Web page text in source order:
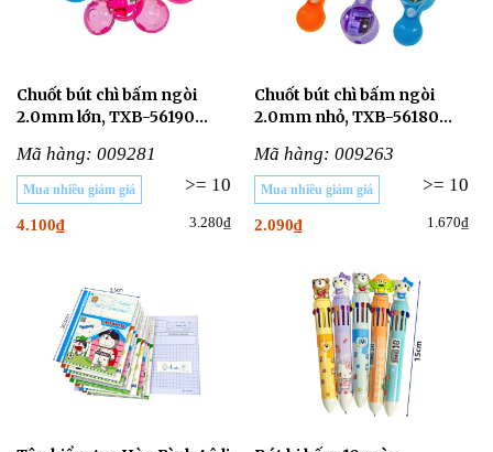
Chuốt bút chì bấm ngòi
2.0mm lớn, TXB-56190
Mã hàng: 009281
Mua nhiều giảm giá >= 10
4.100₫ 3.280₫
Chuốt bút chì bấm ngòi
2.0mm nhỏ, TXB-56180
Mã hàng: 009263
Mua nhiều giảm giá >= 10
2.090₫ 1.670₫